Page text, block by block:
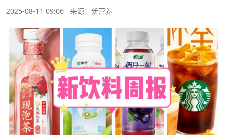
2025-08-11 09:06 来源： 新营养